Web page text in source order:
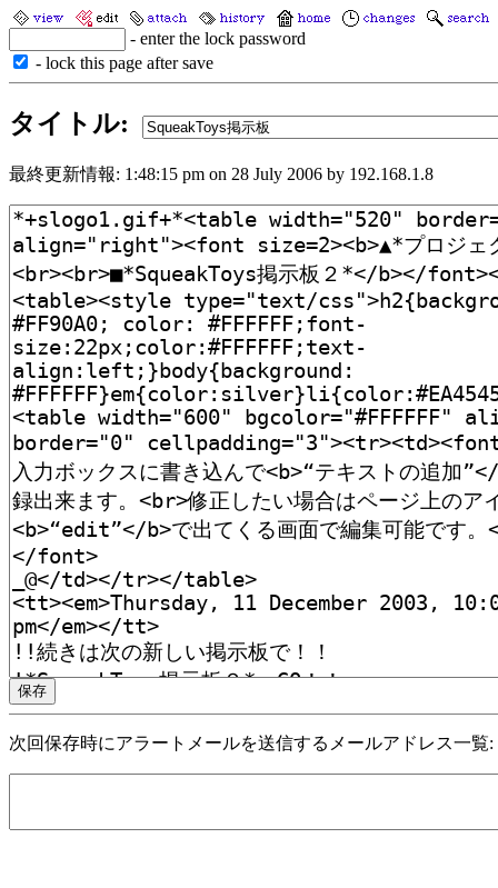
- enter the lock password
- lock this page after save
タイトル:
最終更新情報: 1:48:15 pm on 28 July 2006 by 192.168.1.8
次回保存時にアラートメールを送信するメールアドレス一覧: